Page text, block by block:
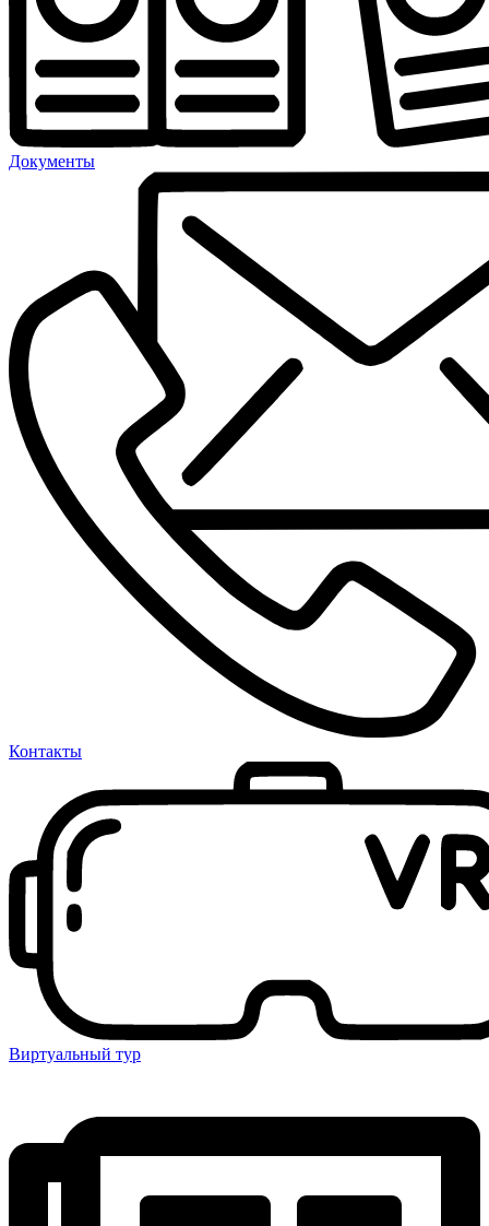
Документы
Контакты
Виртуальный тур